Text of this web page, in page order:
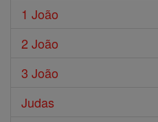
1 João
2 João
3 João
Judas